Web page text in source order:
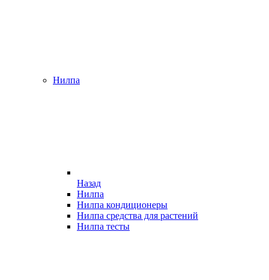
Нилпа
Назад
Нилпа
Нилпа кондиционеры
Нилпа средства для растений
Нилпа тесты